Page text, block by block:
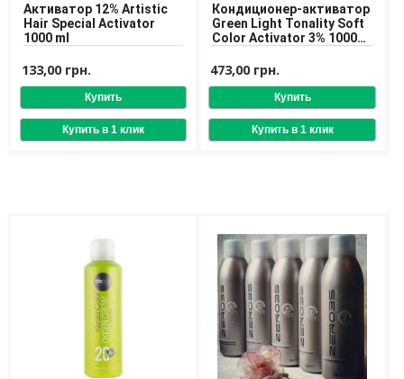
Средства для депиляции
Туалетная вода для тела
Уход для ног
Уход для рук
Мужчинам
Для бороды и усов
О Магазине
Контакты
Активатор 12% Artistic
Hair Special Activator
1000 ml
133,00 грн.
Кондиционер-активатор
Green Light Tonality Soft
Color Activator 3% 1000
473,00 грн.